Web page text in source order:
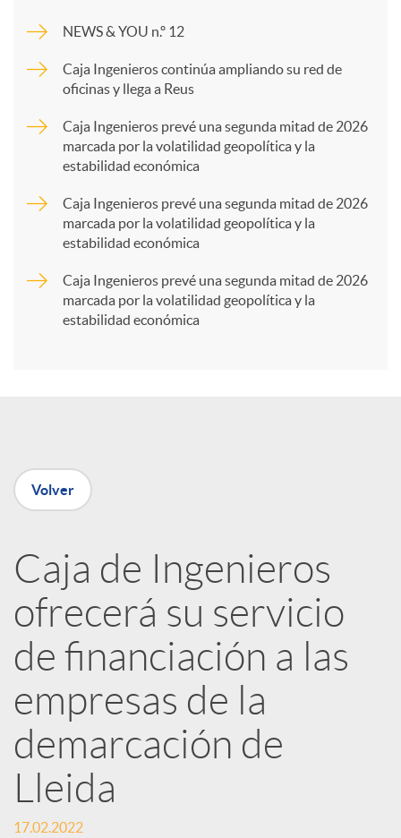
m
p
a
n
e
d
e
s
S
NEWS & YOU n.º 12
Caja Ingenieros continúa ampliando su red de
oficinas y llega a Reus
Caja Ingenieros prevé una segunda mitad de 2026
marcada por la volatilidad geopolítica y la
estabilidad económica
Caja Ingenieros prevé una segunda mitad de 2026
marcada por la volatilidad geopolítica y la
estabilidad económica
Caja Ingenieros prevé una segunda mitad de 2026
marcada por la volatilidad geopolítica y la
estabilidad económica
Volver
Caja de Ingenieros
ofrecerá su servicio
de financiación a las
empresas de la
demarcación de
Lleida
17.02.2022